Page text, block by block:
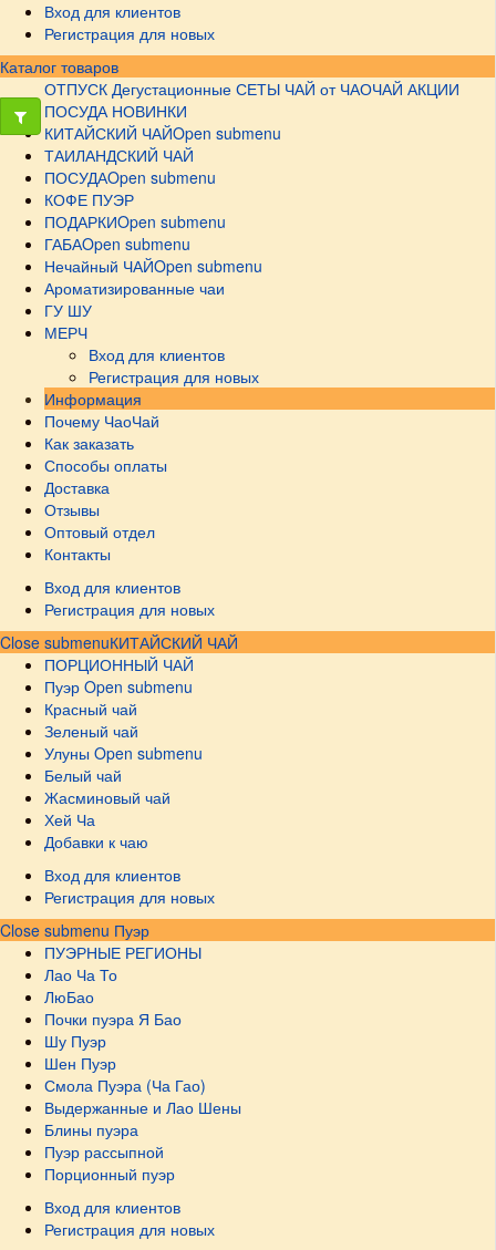
Вход для клиентов
Регистрация для новых
Каталог товаров
ОТПУСК Дегустационные СЕТЫ ЧАЙ от ЧАОЧАЙ АКЦИИ
ПОСУДА НОВИНКИ
КИТАЙСКИЙ ЧАЙOpen submenu
ТАИЛАНДСКИЙ ЧАЙ
ПОСУДАOpen submenu
КОФЕ ПУЭР
ПОДАРКИOpen submenu
ГАБАOpen submenu
Нечайный ЧАЙOpen submenu
Ароматизированные чаи
ГУ ШУ
МЕРЧ
Вход для клиентов
Регистрация для новых
Информация
Почему ЧаоЧай
Как заказать
Способы оплаты
Доставка
Отзывы
Оптовый отдел
Контакты
Вход для клиентов
Регистрация для новых
Close submenuКИТАЙСКИЙ ЧАЙ
ПОРЦИОННЫЙ ЧАЙ
Пуэр Open submenu
Красный чай
Зеленый чай
Улуны Open submenu
Белый чай
Жасминовый чай
Хей Ча
Добавки к чаю
Вход для клиентов
Регистрация для новых
Close submenu Пуэр
ПУЭРНЫЕ РЕГИОНЫ
Лао Ча То
ЛюБао
Почки пуэра Я Бао
Шу Пуэр
Шен Пуэр
Смола Пуэра (Ча Гао)
Выдержанные и Лао Шены
Блины пуэра
Пуэр рассыпной
Порционный пуэр
Вход для клиентов
Регистрация для новых